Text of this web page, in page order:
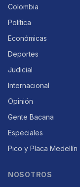
Colombia
Política
Económicas
Deportes
Judicial
Internacional
Opinión
Gente Bacana
Especiales
Pico y Placa Medellín
NOSOTROS